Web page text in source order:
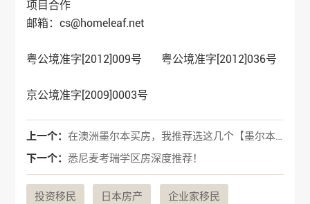
项目合作
邮箱：cs@homeleaf.net
粤公境准字[2012]009号 粤公境准字[2012]036号
京公境准字[2009]0003号
上一个：
在澳洲墨尔本买房，我推荐选这几个【墨尔本优质房产推荐】
下一个： 悉尼麦考瑞学区房深度推荐！
投资移民 日本房产 企业家移民